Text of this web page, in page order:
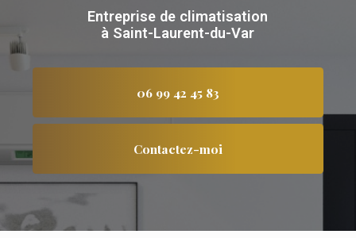
Entreprise de climatisation
à Saint-Laurent-du-Var
06 99 42 45 83
Contactez-moi